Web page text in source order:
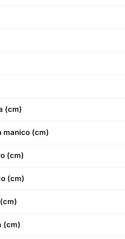
(cm)
manico (cm)
(cm)
(cm)
(cm)